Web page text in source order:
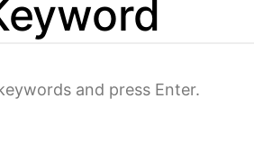
and press Enter.